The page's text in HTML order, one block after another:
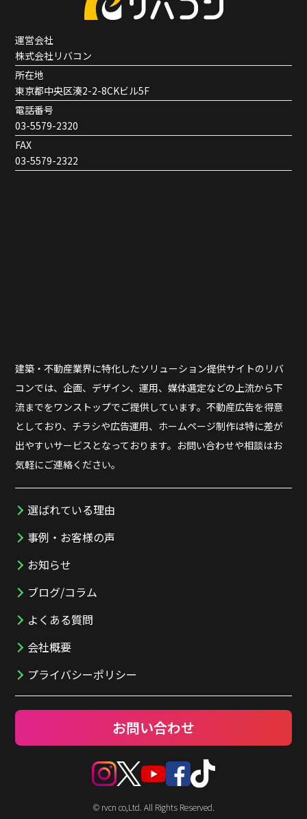
運営会社
株式会社リバコン
所在地
東京都中央区湊2-2-8CKビル5F
電話番号
03-5579-2320
FAX
03-5579-2322
建築・不動産業界に特化したソリューション提供サイトのリバ
コンでは、企画、デザイン、運用、媒体選定などの上流から下
流までをワンストップでご提供しています。不動産広告を得意
としており、チラシや広告運用、ホームページ制作は特に差が
出やすいサービスとなっております。お問い合わせや相談はお
気軽にご連絡ください。
選ばれている理由
事例・お客様の声
お知らせ
ブログ/コラム
よくある質問
会社概要
プライバシーポリシー
お問い合わせ
© rvcn co,Ltd. All Rights Reserved.